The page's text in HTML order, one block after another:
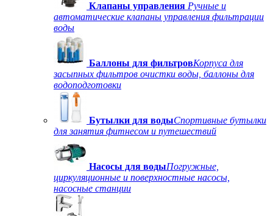
Клапаны управления Ручные и
автоматические клапаны управления фильтрации
воды
Баллоны для фильтровКорпуса для
засыпных фильтров очистки воды, баллоны для
водоподготовки
Бутылки для водыСпортивные бутылки
для занятия фитнесом и путешествий
Насосы для водыПогружные,
циркуляционные и поверхностные насосы,
насосные станции